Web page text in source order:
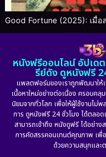
Good Fortune (2025): เมื่อ
หนังฟรีออนไลน์ อัปเด
รีย์ดัง ดูหนังฟรี
แพลตฟอร์มของเราถูกพัฒนาให้
เนื้อหาใหม่อย่างต่อเนื่อง ครอบค
นิยมจากทั่วโลก เพื่อให้ผู้ใช้งานไม่
การ ดูหนังฟรี 24 ชั่วโมง ได้ตลอด
สามารถเข้าถึง หนังดูฟรี ได้อย่า
การคัดสรรคอนเทนต์คุณภาพ เพื่
ด้วยความสนุกและ